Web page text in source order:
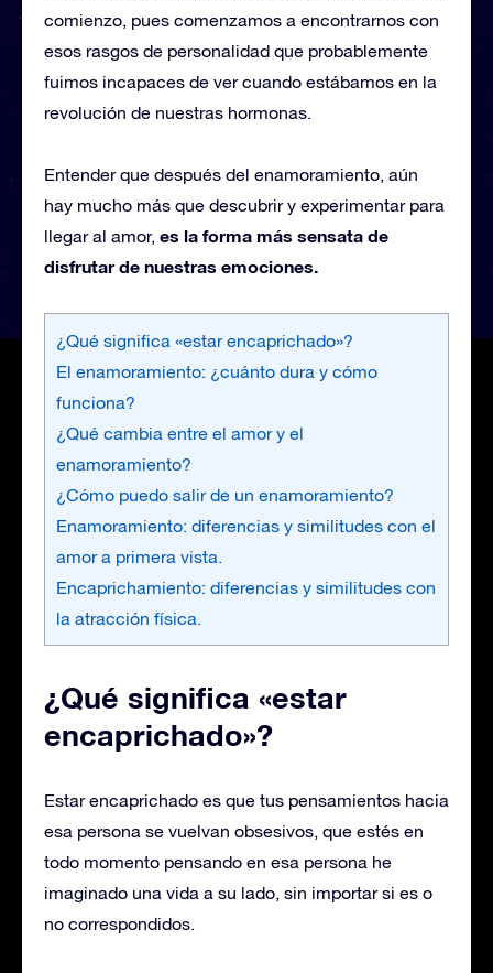
comienzo, pues comenzamos a encontrarnos con
esos rasgos de personalidad que probablemente
fuimos incapaces de ver cuando estábamos en la
revolución de nuestras hormonas.
Entender que después del enamoramiento, aún
hay mucho más que descubrir y experimentar para
llegar al amor, es la forma más sensata de
disfrutar de nuestras emociones.
¿Qué significa «estar encaprichado»?
El enamoramiento: ¿cuánto dura y cómo
funciona?
¿Qué cambia entre el amor y el
enamoramiento?
¿Cómo puedo salir de un enamoramiento?
Enamoramiento: diferencias y similitudes con el
amor a primera vista.
Encaprichamiento: diferencias y similitudes con
la atracción física.
¿Qué significa «estar
encaprichado»?
Estar encaprichado es que tus pensamientos hacia
esa persona se vuelvan obsesivos, que estés en
todo momento pensando en esa persona he
imaginado una vida a su lado, sin importar si es o
no correspondidos.